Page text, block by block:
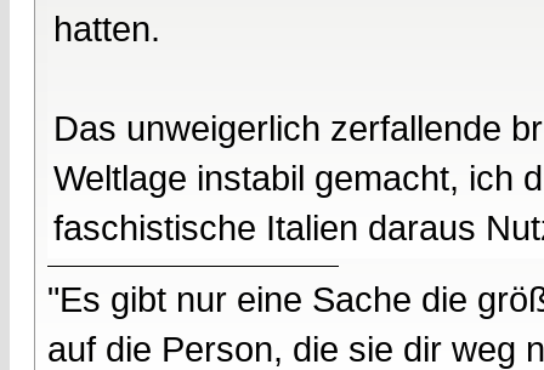
hatten.
Das unweigerlich zerfallende
Weltlage instabil gemacht, ich
faschistische Italien daraus
"Es gibt nur eine Sache die
auf die Person, die sie dir weg